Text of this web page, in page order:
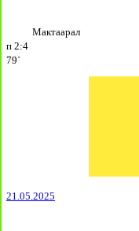
Мактаарал
п 2:4
79`
21.05.2025